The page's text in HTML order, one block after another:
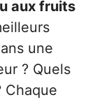
aux fruits
une
? Quels
Chaque